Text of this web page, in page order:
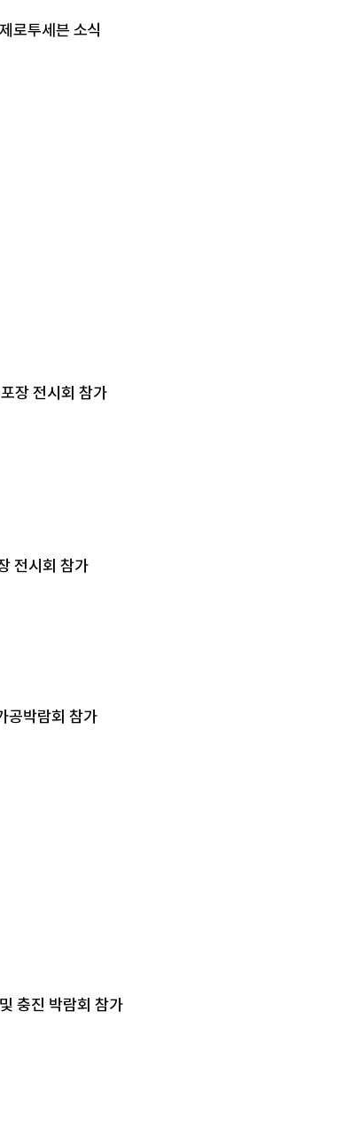
제로투세븐 소식
장 전시회 참가
전시회 참가
박람회 참가
충진 박람회 참가